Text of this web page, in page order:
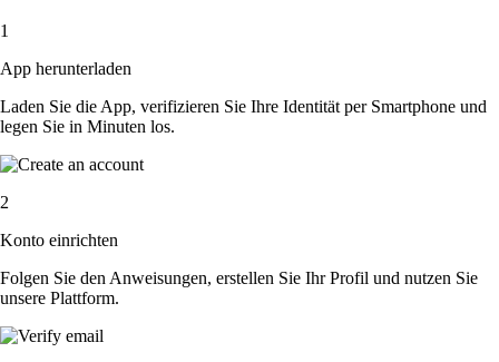
1
App herunterladen
Laden Sie die App, verifizieren Sie Ihre Identität per Smartphone und
legen Sie in Minuten los.
2
Konto einrichten
Folgen Sie den Anweisungen, erstellen Sie Ihr Profil und nutzen Sie
unsere Plattform.